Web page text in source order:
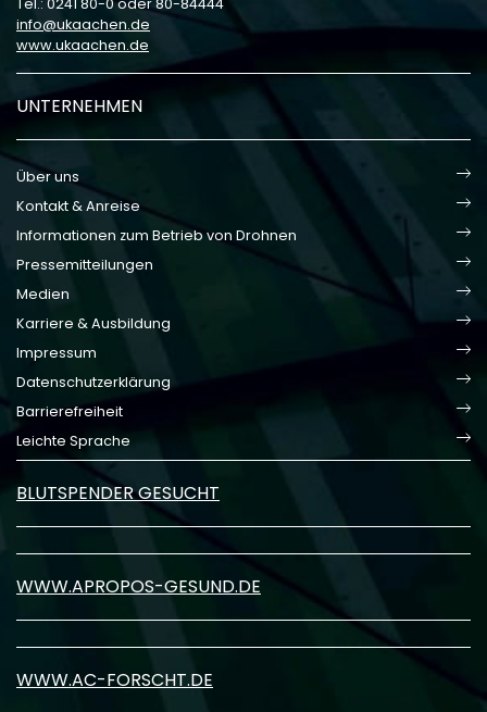
Tel.: 0241 80-0 oder 80-84444
info
ukaachen de
www.ukaachen.de
UNTERNEHMEN
Über uns
Kontakt & Anreise
Informationen zum Betrieb von Drohnen
Pressemitteilungen
Medien
Karriere & Ausbildung
Impressum
Datenschutzerklärung
Barrierefreiheit
Leichte Sprache
BLUTSPENDER GESUCHT
WWW.APROPOS-GESUND.DE
WWW.AC-FORSCHT.DE